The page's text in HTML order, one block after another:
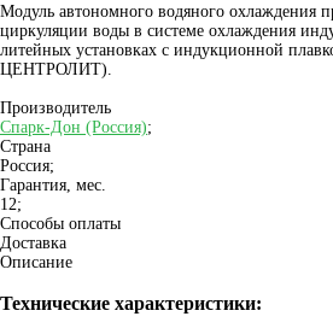
Модуль автономного водяного охлаждения
циркуляции воды в системе охлаждения
литейных установках с индукционной
ЦЕНТРОЛИТ).
Производитель
Спарк-Дон (Россия);
Страна
Россия;
Гарантия, мес.
12;
Способы оплаты
Доставка
Описание
Технические характеристики: